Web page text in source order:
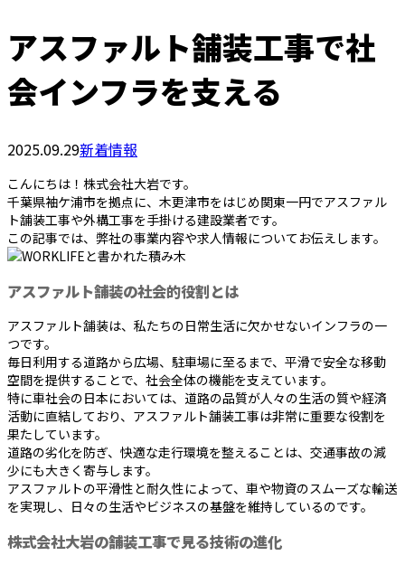
アスファルト舗装工事で社
会インフラを支える
2025.09.29新着情報
こんにちは！株式会社大岩です。
千葉県袖ケ浦市を拠点に、木更津市をはじめ関東一円でアスファル
ト舗装工事や外構工事を手掛ける建設業者です。
この記事では、弊社の事業内容や求人情報についてお伝えします。
アスファルト舗装の社会的役割とは
アスファルト舗装は、私たちの日常生活に欠かせないインフラの一
つです。
毎日利用する道路から広場、駐車場に至るまで、平滑で安全な移動
空間を提供することで、社会全体の機能を支えています。
特に車社会の日本においては、道路の品質が人々の生活の質や経済
活動に直結しており、アスファルト舗装工事は非常に重要な役割を
果たしています。
道路の劣化を防ぎ、快適な走行環境を整えることは、交通事故の減
少にも大きく寄与します。
アスファルトの平滑性と耐久性によって、車や物資のスムーズな輸送
を実現し、日々の生活やビジネスの基盤を維持しているのです。
株式会社大岩の舗装工事で見る技術の進化